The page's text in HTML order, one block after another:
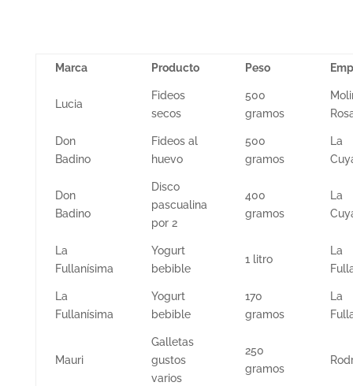
Marca Producto Peso
Lucia
Fideos
secos
500
gramos
Don
Badino
Fideos al
huevo
500
gramos
La
Don
Badino
Disco
pascualina
por 2
400
gramos
La
La
Fullanísima
Yogurt
bebible
1 litro
La
La
Fullanísima
Yogurt
bebible
170
gramos
La
Mauri
Galletas
gustos
varios
250
gramos